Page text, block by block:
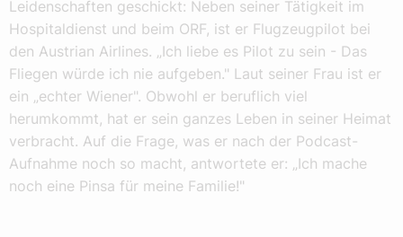
Leidenschaften geschickt: Neben seiner Tätigkeit im
Hospitaldienst und beim ORF, ist er Flugzeugpilot bei
den Austrian Airlines. „Ich liebe es Pilot zu sein - Das
Fliegen würde ich nie aufgeben." Laut seiner Frau ist er
ein „echter Wiener". Obwohl er beruflich viel
herumkommt, hat er sein ganzes Leben in seiner Heimat
verbracht. Auf die Frage, was er nach der Podcast-
Aufnahme noch so macht, antwortete er: „Ich mache
noch eine Pinsa für meine Familie!"